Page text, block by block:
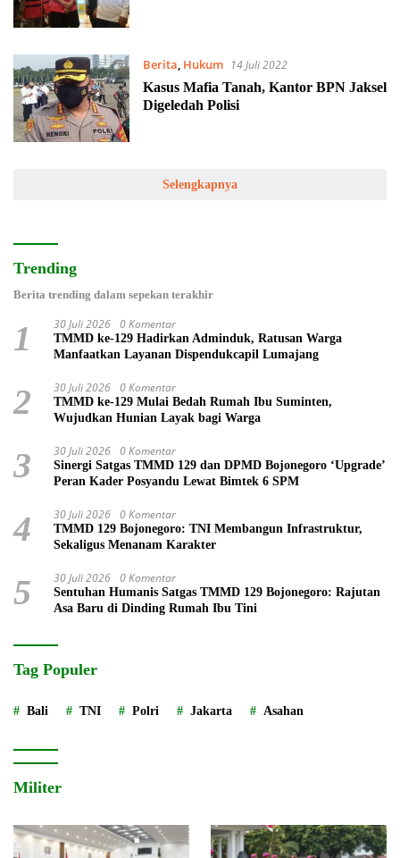
Berita Hukum
14 Juli 2022
Kasus Mafia Tanah, Kantor BPN Jaksel
Digeledah Polisi
Selengkapnya
Trending
Berita trending dalam sepekan terakhir
1 30 Juli 2026 0 Komentar
TMMD ke-129 Hadirkan Adminduk, Ratusan Warga
Manfaatkan Layanan Dispendukcapil Lumajang
2 30 Juli 2026 0 Komentar
TMMD ke-129 Mulai Bedah Rumah Ibu Suminten,
Wujudkan Hunian Layak bagi Warga
3 30 Juli 2026 0 Komentar
Sinergi Satgas TMMD 129 dan DPMD Bojonegoro ‘Upgrade’
Peran Kader Posyandu Lewat Bimtek 6 SPM
4 30 Juli 2026 0 Komentar
TMMD 129 Bojonegoro: TNI Membangun Infrastruktur,
Sekaligus Menanam Karakter
5 30 Juli 2026 0 Komentar
Sentuhan Humanis Satgas TMMD 129 Bojonegoro: Rajutan
Asa Baru di Dinding Rumah Ibu Tini
Tag Populer
Bali TNI Polri Jakarta Asahan
Militer